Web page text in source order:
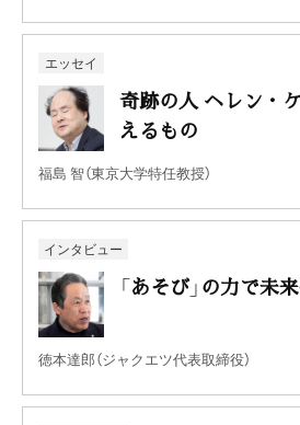
エッセイ
奇跡の人 ヘレン・
えるもの
福島 智（東京大学特任教授）
インタビュー
「あそび」の力で未
徳本達郎（ジャクエツ代表取締役）